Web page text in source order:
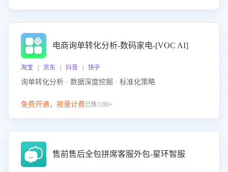
电商询单转化分析-数码家电-[VOC AI]
淘宝 | 京东 | 抖音 | 快手
询单转化分析 · 数据深度挖掘 · 标准化策略
免费开通，按量计费已售1280+
售前售后全包拼席客服外包-星环智服